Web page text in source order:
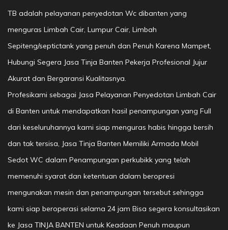
TB adalah pelayanan penyedotan Wc dibanten yang
menguras Limbah Cair, Lumpur Cair, Limbah
Sepiteng/septictank yang penuh dan Penuh Karena Mampet,
Hubungi Segera Jasa Tinja Banten Pekerja Profesional Jujur
Akurat dan Bergaransi Kualitasnya.
Profesikami sebagai Jasa Pelayanan Penyedotan Limbah Cair
di Banten untuk mendapatkan hasil penampungan yang Full
dari keseluruhannya kami siap menguras habis hingga bersih
dan tak tersisa, Jasa Tinja Banten Memiliki Armada Mobil
Sedot WC dalam Penampungan perkubikk yang telah
memenuhi syarat dan ketentuan dalam beropresi
mengunakan mesin dan penampungan tersebut sehingga
kami siap beroperasi selama 24 jam Bisa segera konsultasikan
ke Jasa TINJA BANTEN untuk Keadaan Penuh maupun